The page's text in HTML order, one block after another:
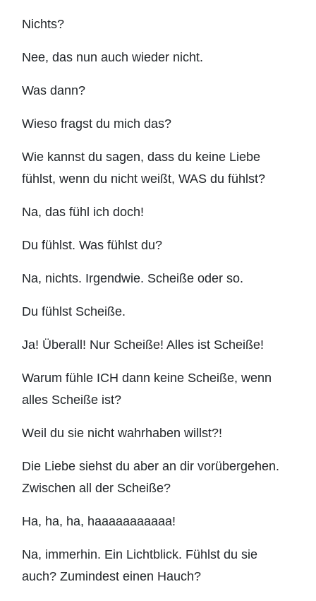
Nichts?
Nee, das nun auch wieder nicht.
Was dann?
Wieso fragst du mich das?
Wie kannst du sagen, dass du keine Liebe
fühlst, wenn du nicht weißt, WAS du fühlst?
Na, das fühl ich doch!
Du fühlst. Was fühlst du?
Na, nichts. Irgendwie. Scheiße oder so.
Du fühlst Scheiße.
Ja! Überall! Nur Scheiße! Alles ist Scheiße!
Warum fühle ICH dann keine Scheiße, wenn
alles Scheiße ist?
Weil du sie nicht wahrhaben willst?!
Die Liebe siehst du aber an dir vorübergehen.
Zwischen all der Scheiße?
Ha, ha, ha, haaaaaaaaaaa!
Na, immerhin. Ein Lichtblick. Fühlst du sie
auch? Zumindest einen Hauch?